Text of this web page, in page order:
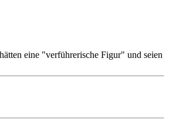
eine "verführerische Figur" und seien